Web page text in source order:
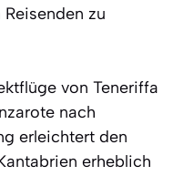
zu
von Teneriffa
nach
erleichtert den
erheblich